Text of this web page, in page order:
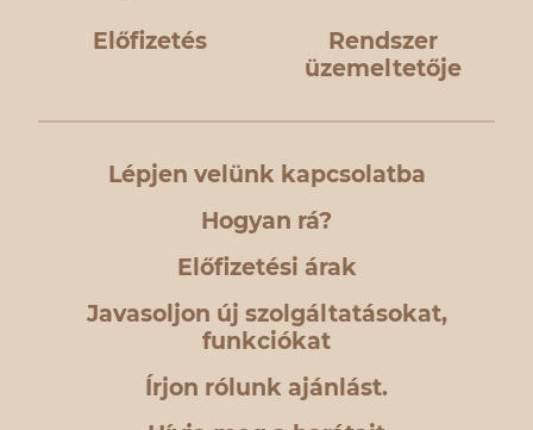
Előfizetés
Rendszer
üzemeltetője
Lépjen velünk kapcsolatba
Hogyan rá?
Előfizetési árak
Javasoljon új szolgáltatásokat,
funkciókat
Írjon rólunk ajánlást.